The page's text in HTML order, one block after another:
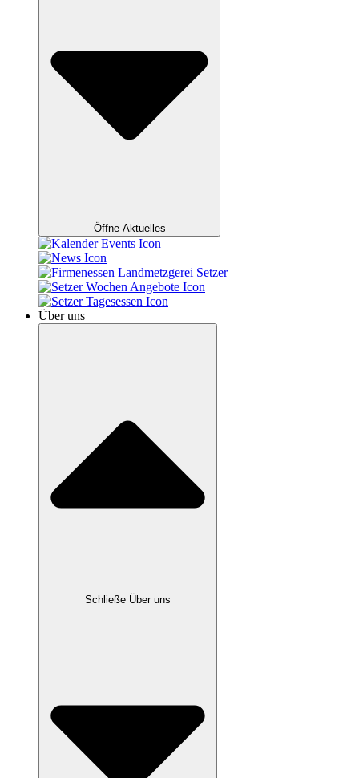
Öffne Aktuelles
Über uns
Schließe Über uns